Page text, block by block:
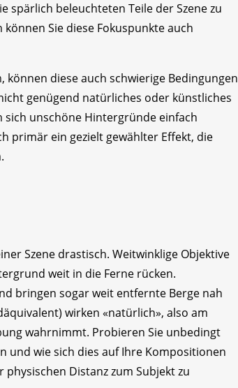
spärlich beleuchteten Teile der Szene zu
Sie diese Fokuspunkte auch
diese auch schwierige Bedingungen
genügend natürliches oder künstliches
sich unschöne Hintergründe einfach
primär ein gezielt gewählter Effekt, die
Szene drastisch. Weitwinklige Objektive
weit in die Ferne rücken.
bringen sogar weit entfernte Berge nah
wirken «natürlich», also am
wahrnimmt. Probieren Sie unbedingt
und wie sich dies auf Ihre Kompositionen
Distanz zum Subjekt zu